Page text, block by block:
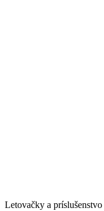
Letovačky a príslušenstvo